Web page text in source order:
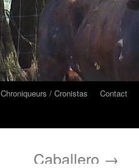
Chroniqueurs / Cronistas Contact
Caballero →